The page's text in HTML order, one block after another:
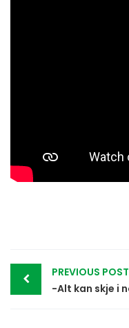
Post
navigation
PREVIOUS POST